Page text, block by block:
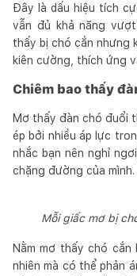
Đây là dấu hiệu tích
vẫn đủ khả năng
thấy bị chó cắn nhưng
kiên cường, thích ứng
Chiêm bao thấy
Mơ thấy đàn chó đuổi
ép bởi nhiều áp lực
nhắc bạn nên nghỉ
chặng đường của mình.
Mỗi giấc mơ bị
Nằm mơ thấy chó
nhiên mà có thể phản